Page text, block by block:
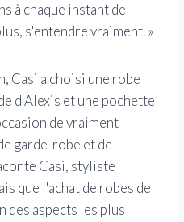
à chaque instant de
s'entendre vraiment. »
Casi a choisi une robe
d'Alexis et une pochette
de vraiment
garde-robe et de
Casi, styliste
que l'achat de robes de
des aspects les plus